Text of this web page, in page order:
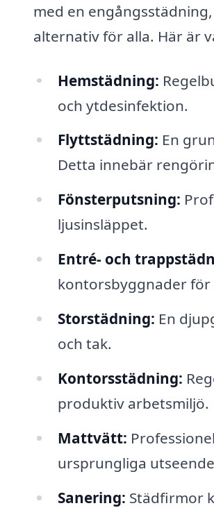
med en
alternativ för alla. Här är
Hemstädning:
och ytdesinfektion.
Flyttstädning: En
Detta innebär
Fönsterputsning:
ljusinsläppet.
Entré- och
kontorsbyggnader
Storstädning: En
och tak.
Kontorsstädning:
produktiv arbetsmiljö.
Mattvätt:
ursprungliga
Sanering: Städfirmor